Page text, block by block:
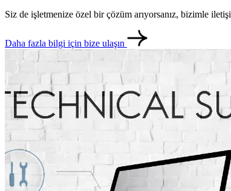
Siz de işletmenize özel bir çözüm arıyorsanız, bizimle
Daha fazla bilgi için bize ulaşın